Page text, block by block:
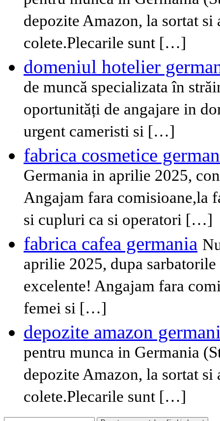
depozite Amazon, la sortat
colete.Plecarile sunt […]
domeniul hotelier
de muncă specializata în
oportunități de angajare in
urgent cameristi si […]
fabrica cosmetice
Germania in aprilie 2025,
Angajam fara comisioane,la
si cupluri ca si operatori […]
fabrica cafea germania
aprilie 2025, dupa
excelente! Angajam fara
femei si […]
depozite amazon
pentru munca in Germania
depozite Amazon, la sortat
colete.Plecarile sunt […]